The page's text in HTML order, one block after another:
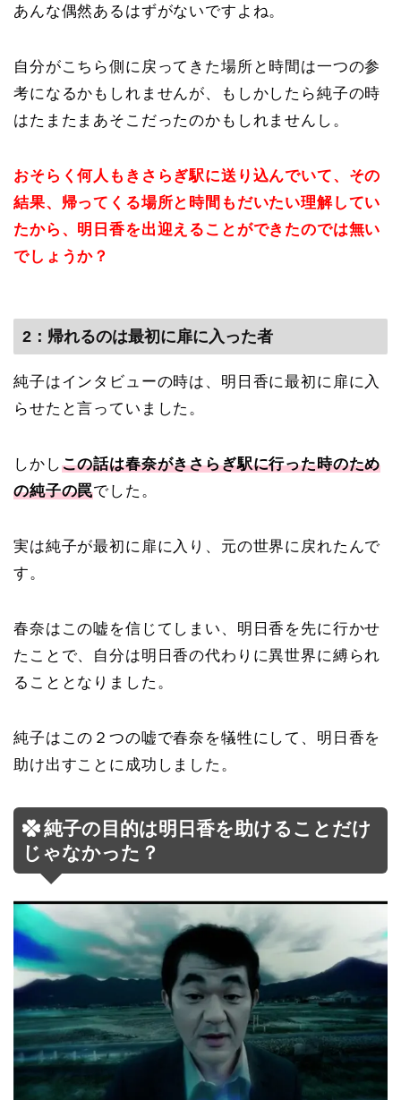
あんな偶然あるはずがないですよね。
自分がこちら側に戻ってきた場所と時間は一つの参
考になるかもしれませんが、もしかしたら純子の時
はたまたまあそこだったのかもしれませんし。
おそらく何人もきさらぎ駅に送り込んでいて、その
結果、帰ってくる場所と時間もだいたい理解してい
たから、明日香を出迎えることができたのでは無い
でしょうか？
2：帰れるのは最初に扉に入った者
純子はインタビューの時は、明日香に最初に扉に入
らせたと言っていました。
しかしこの話は春奈がきさらぎ駅に行った時のため
の純子の罠でした。
実は純子が最初に扉に入り、元の世界に戻れたんで
す。
春奈はこの嘘を信じてしまい、明日香を先に行かせ
たことで、自分は明日香の代わりに異世界に縛られ
ることとなりました。
純子はこの２つの嘘で春奈を犠牲にして、明日香を
助け出すことに成功しました。
純子の目的は明日香を助けることだけ
じゃなかった？